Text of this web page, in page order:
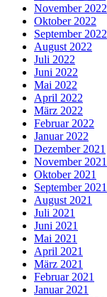
November 2022
Oktober 2022
September 2022
August 2022
Juli 2022
Juni 2022
Mai 2022
April 2022
März 2022
Februar 2022
Januar 2022
Dezember 2021
November 2021
Oktober 2021
September 2021
August 2021
Juli 2021
Juni 2021
Mai 2021
April 2021
März 2021
Februar 2021
Januar 2021